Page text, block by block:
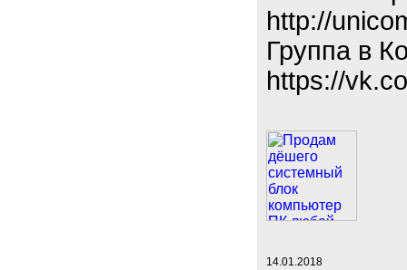
http://
Группа в
https://
14.01.2018